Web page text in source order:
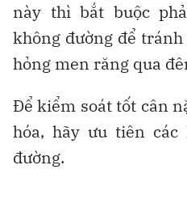
này thì bắt buộc
không đường để
hỏng men răng qua
Để kiểm soát tốt cân
hóa, hãy ưu tiên các
đường.